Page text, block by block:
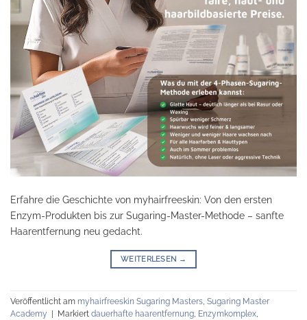
Erfahre die Geschichte von myhairfreeskin: Von den ersten
Enzym-Produkten bis zur Sugaring-Master-Methode – sanfte
Haarentfernung neu gedacht.
WEITERLESEN →
Veröffentlicht am myhairfreeskin Sugaring Masters, Sugaring Master
Academy
Markiert dauerhafte haarentfernung, Enzymkomplex,